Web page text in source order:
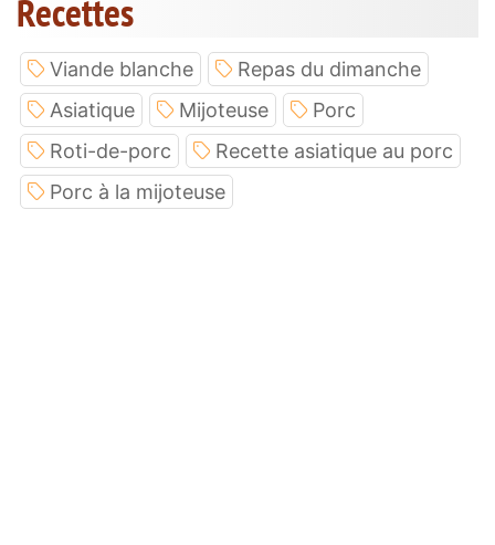
Recettes
Viande blanche
Repas du dimanche
Asiatique
Mijoteuse
Porc
Roti-de-porc
Recette asiatique au porc
Porc à la mijoteuse